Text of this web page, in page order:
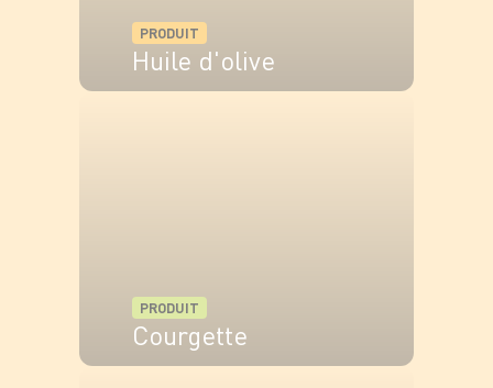
PRODUIT
Huile d'olive
PRODUIT
Courgette